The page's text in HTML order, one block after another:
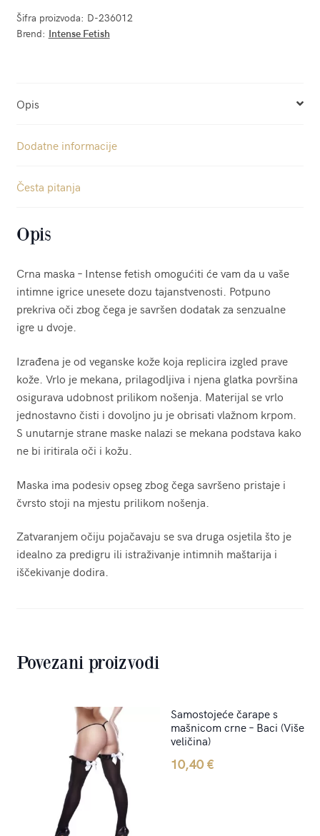
Šifra proizvoda: D-236012
Brend: Intense Fetish
Opis
Dodatne informacije
Česta pitanja
Opis
Crna maska – Intense fetish omogućiti će vam da u vaše
intimne igrice unesete dozu tajanstvenosti. Potpuno
prekriva oči zbog čega je savršen dodatak za senzualne
igre u dvoje.
Izrađena je od veganske kože koja replicira izgled prave
kože. Vrlo je mekana, prilagodljiva i njena glatka površina
osigurava udobnost prilikom nošenja. Materijal se vrlo
jednostavno čisti i dovoljno ju je obrisati vlažnom krpom.
S unutarnje strane maske nalazi se mekana podstava kako
ne bi iritirala oči i kožu.
Maska ima podesiv opseg zbog čega savršeno pristaje i
čvrsto stoji na mjestu prilikom nošenja.
Zatvaranjem očiju pojačavaju se sva druga osjetila što je
idealno za predigru ili istraživanje intimnih maštarija i
iščekivanje dodira.
Povezani proizvodi
Samostojeće čarape s
mašnicom crne – Baci (Više
veličina)
10,40€